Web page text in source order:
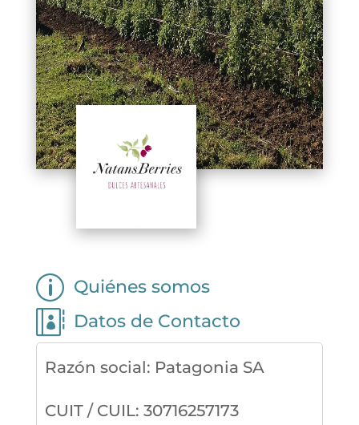
p Quiénes somos
 Datos de Contacto
Razón social: Patagonia SA
CUIT / CUIL: 30716257173